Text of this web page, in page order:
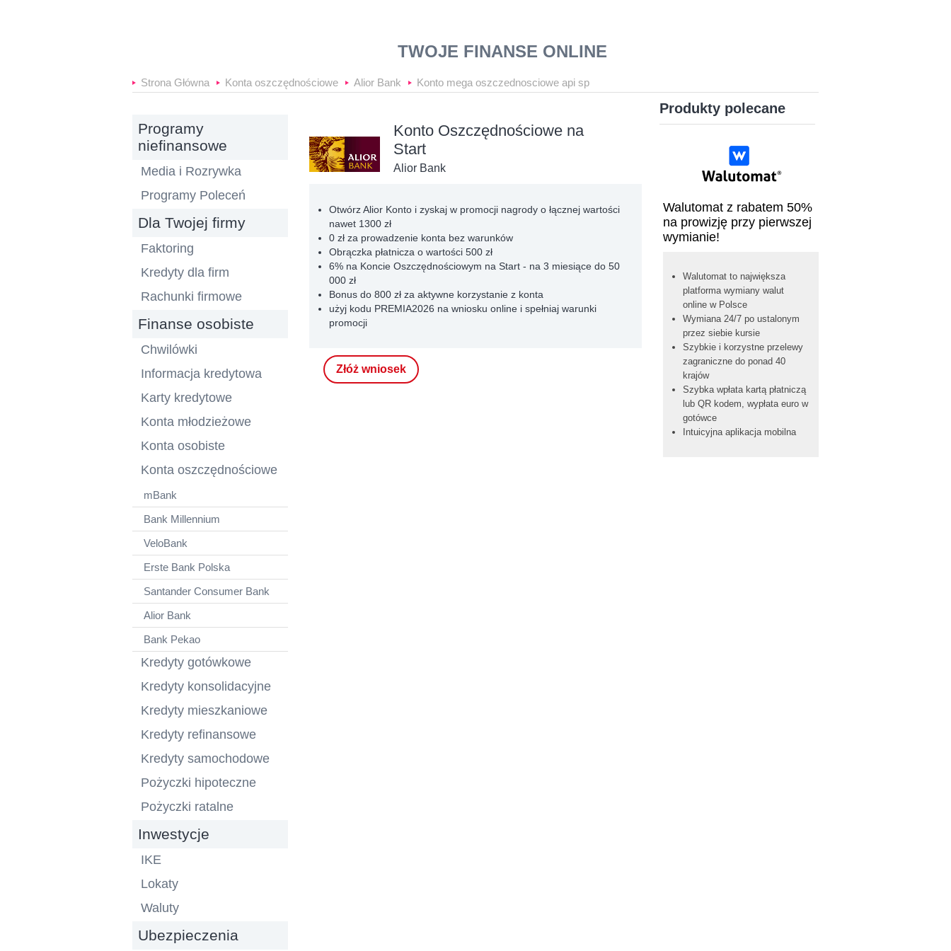
TWOJE FINANSE ONLINE
Strona Główna Konta oszczędnościowe Alior Bank Konto mega oszczednosciowe api sp
Programy
niefinansowe
Media i Rozrywka
Programy Poleceń
Dla Twojej firmy
Faktoring
Kredyty dla firm
Rachunki firmowe
Finanse osobiste
Chwilówki
Informacja kredytowa
Karty kredytowe
Konta młodzieżowe
Konta osobiste
Konta oszczędnościowe
mBank
Bank Millennium
VeloBank
Erste Bank Polska
Santander Consumer Bank
Alior Bank
Bank Pekao
Kredyty gotówkowe
Kredyty konsolidacyjne
Kredyty mieszkaniowe
Kredyty refinansowe
Kredyty samochodowe
Pożyczki hipoteczne
Pożyczki ratalne
Inwestycje
IKE
Lokaty
Waluty
Ubezpieczenia
Konto Oszczędnościowe na
Start
Alior Bank
Otwórz Alior Konto i zyskaj w promocji nagrody o łącznej wartości
nawet 1300 zł
0 zł za prowadzenie konta bez warunków
Obrączka płatnicza o wartości 500 zł
6% na Koncie Oszczędnościowym na Start - na 3 miesiące do 50
000 zł
Bonus do 800 zł za aktywne korzystanie z konta
użyj kodu PREMIA2026 na wniosku online i spełniaj warunki
promocji
Złóż wniosek
Produkty polecane
Walutomat z rabatem 50%
na prowizję przy pierwszej
wymianie!
Walutomat to największa
platforma wymiany walut
online w Polsce
Wymiana 24/7 po ustalonym
przez siebie kursie
Szybkie i korzystne przelewy
zagraniczne do ponad 40
krajów
Szybka wpłata kartą płatniczą
lub QR kodem, wypłata euro w
gotówce
Intuicyjna aplikacja mobilna